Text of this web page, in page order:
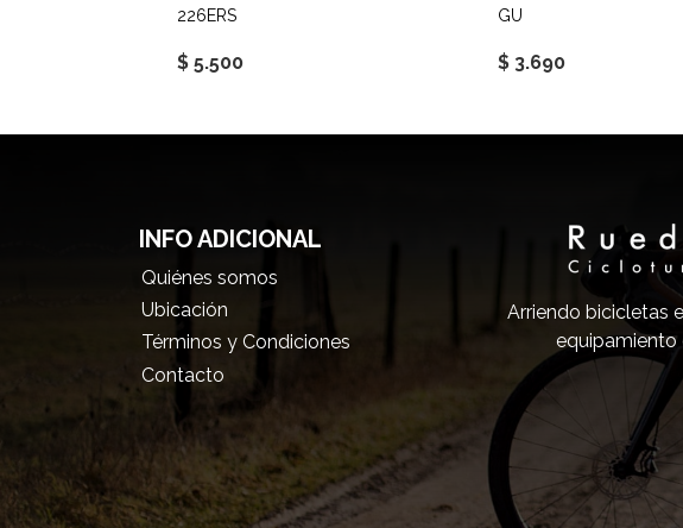
226ERS
$ 5.500
GU
$ 3.690
INFO ADICIONAL
Quiénes somos
Ubicación
Términos y Condiciones
Contacto
Arriendo bicicletas
equipamiento